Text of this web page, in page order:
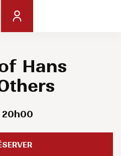
Hans
20h00